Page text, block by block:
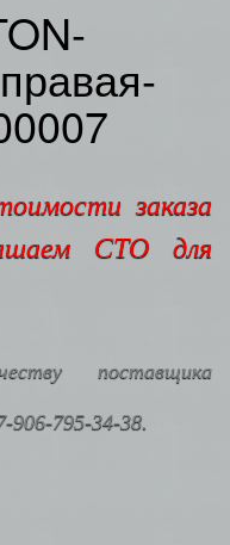
заказа
СТО для
поставщика
906-795-34-38.